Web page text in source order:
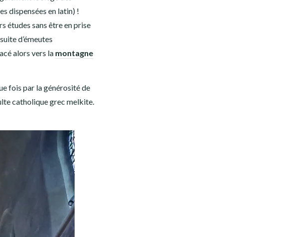
dispensées en latin) !
études sans être en prise
d’émeutes
alors vers la montagne
fois par la générosité de
catholique grec melkite.